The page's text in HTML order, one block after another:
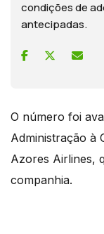
condições de
antecipadas.
O número foi
Administração à
Azores Airlines,
companhia.